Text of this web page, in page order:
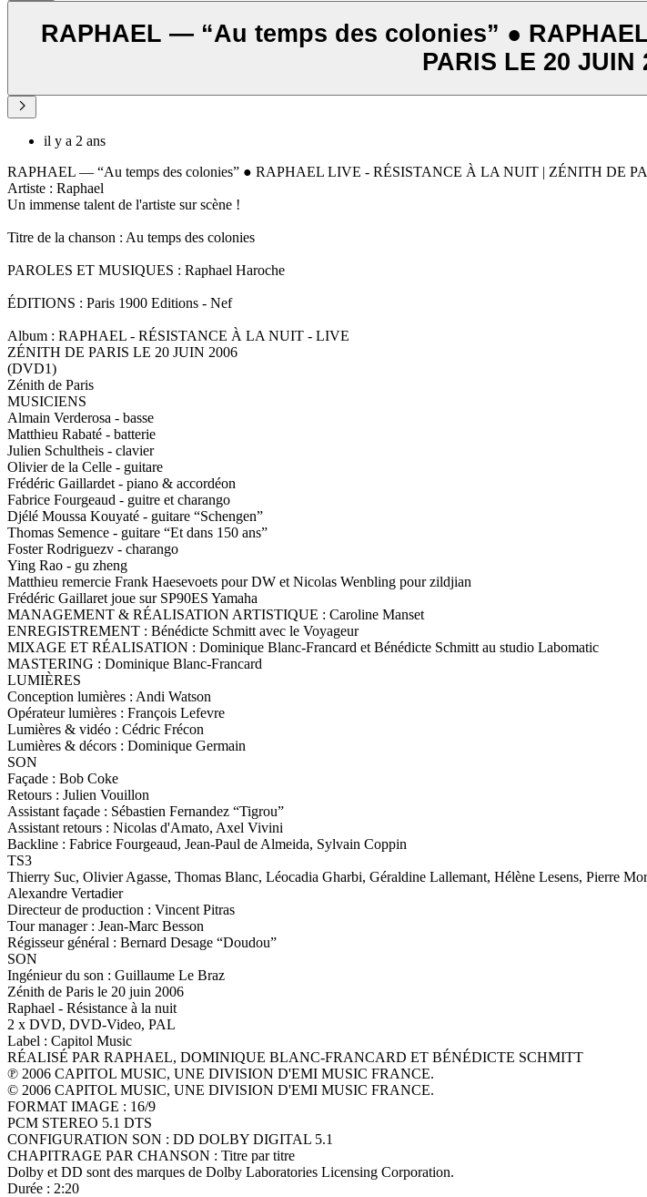
RAPHAEL — “Au temps des colonies” ●
PARIS LE 20 JUIN
il y a 2 ans
RAPHAEL — “Au temps des colonies” ● RAPHAEL LIVE - RÉSISTANCE À LA NUIT | ZÉNITH DE
Artiste : Raphael
Un immense talent de l'artiste sur scène !
Titre de la chanson : Au temps des colonies
PAROLES ET MUSIQUES : Raphael Haroche
ÉDITIONS : Paris 1900 Editions - Nef
Album : RAPHAEL - RÉSISTANCE À LA NUIT - LIVE
ZÉNITH DE PARIS LE 20 JUIN 2006
(DVD1)
Zénith de Paris
MUSICIENS
Almain Verderosa - basse
Matthieu Rabaté - batterie
Julien Schultheis - clavier
Olivier de la Celle - guitare
Frédéric Gaillardet - piano & accordéon
Fabrice Fourgeaud - guitre et charango
Djélé Moussa Kouyaté - guitare “Schengen”
Thomas Semence - guitare “Et dans 150 ans”
Foster Rodriguezv - charango
Ying Rao - gu zheng
Matthieu remercie Frank Haesevoets pour DW et Nicolas Wenbling pour zildjian
Frédéric Gaillaret joue sur SP90ES Yamaha
MANAGEMENT & RÉALISATION ARTISTIQUE : Caroline Manset
ENREGISTREMENT : Bénédicte Schmitt avec le Voyageur
MIXAGE ET RÉALISATION : Dominique Blanc-Francard et Bénédicte Schmitt au studio Labomatic
MASTERING : Dominique Blanc-Francard
LUMIÈRES
Conception lumières : Andi Watson
Opérateur lumières : François Lefevre
Lumières & vidéo : Cédric Frécon
Lumières & décors : Dominique Germain
SON
Façade : Bob Coke
Retours : Julien Vouillon
Assistant façade : Sébastien Fernandez “Tigrou”
Assistant retours : Nicolas d'Amato, Axel Vivini
Backline : Fabrice Fourgeaud, Jean-Paul de Almeida, Sylvain Coppin
TS3
Thierry Suc, Olivier Agasse, Thomas Blanc, Léocadia Gharbi, Géraldine Lallemant, Hélène Lesens, Pierre
Alexandre Vertadier
Directeur de production : Vincent Pitras
Tour manager : Jean-Marc Besson
Régisseur général : Bernard Desage “Doudou”
SON
Ingénieur du son : Guillaume Le Braz
Zénith de Paris le 20 juin 2006
Raphael - Résistance à la nuit
2 x DVD, DVD-Video, PAL
Label : Capitol Music
RÉALISÉ PAR RAPHAEL, DOMINIQUE BLANC-FRANCARD ET BÉNÉDICTE SCHMITT
℗ 2006 CAPITOL MUSIC, UNE DIVISION D'EMI MUSIC FRANCE.
© 2006 CAPITOL MUSIC, UNE DIVISION D'EMI MUSIC FRANCE.
FORMAT IMAGE : 16/9
PCM STEREO 5.1 DTS
CONFIGURATION SON : DD DOLBY DIGITAL 5.1
CHAPITRAGE PAR CHANSON : Titre par titre
Dolby et DD sont des marques de Dolby Laboratories Licensing Corporation.
Durée : 2:20